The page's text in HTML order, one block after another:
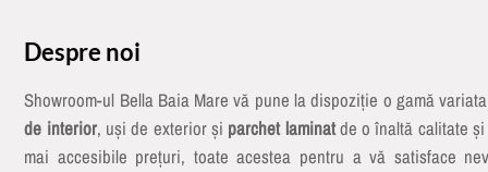
Despre noi
Showroom-ul Bella Baia Mare vă pune la dispoziție o gamă
de interior, uși de exterior și parchet laminatde o înaltă calitate și
mai accesibile prețuri, toate acestea pentru a vă satisface